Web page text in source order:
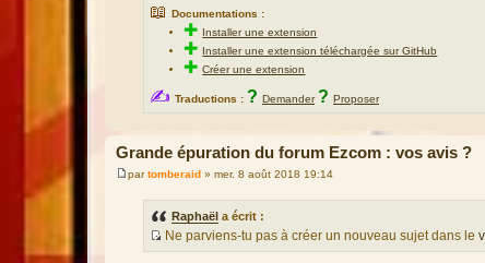
📖 Documentations :
✚ Installer une extension
✚ Installer une extension téléchargée sur GitHub
✚Créer une extension
✍ Traductions : ? Demander ? Proposer
Grande épuration du forum Ezcom : vos avis ?
M
partomberaid » mer. 8 août 2018 19:14
Raphaël a écrit :
S
Ne parviens-tu pas à créer un nouveau sujet dans le